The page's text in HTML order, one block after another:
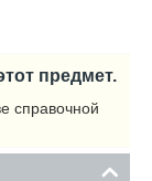
предмет.
справочной